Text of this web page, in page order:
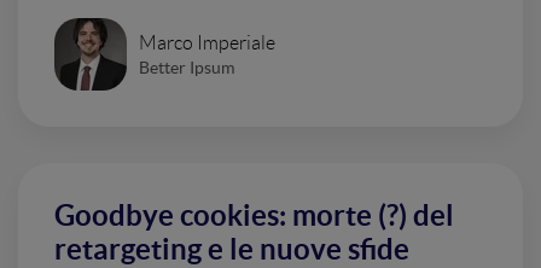
Marco Imperiale
Better Ipsum
Goodbye cookies: morte (?) del
retargeting e le nuove sfide